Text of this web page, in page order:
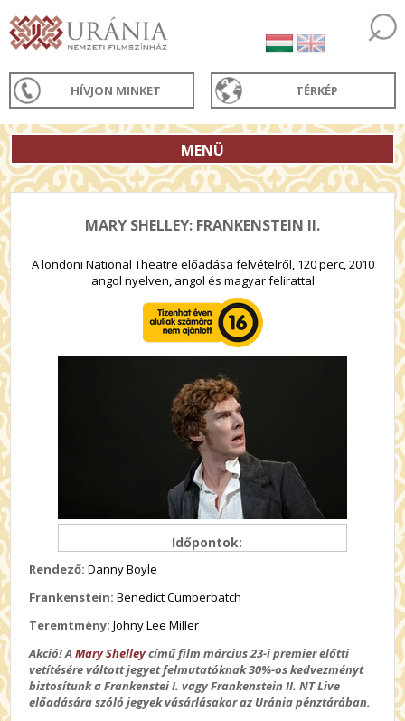
HÍVJON MINKET TÉRKÉP
MENÜ
MARY SHELLEY: FRANKENSTEIN II.
A londoni National Theatre előadása felvételről, 120 perc, 2010
angol nyelven, angol és magyar felirattal
Időpontok:
Rendező: Danny Boyle
Frankenstein: Benedict Cumberbatch
Teremtmény: Johny Lee Miller
Akció! AMary Shelleycímű film március 23-i premier előtti
vetítésére váltott jegyet felmutatóknak 30%-os kedvezményt
biztosítunk a Frankenstei I. vagy Frankenstein II. NT Live
előadására szóló jegyek vásárlásakor az Uránia pénztárában.